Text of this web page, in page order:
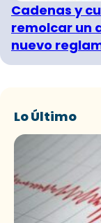
Cadenas y
remolcar un
nuevo
Lo Último